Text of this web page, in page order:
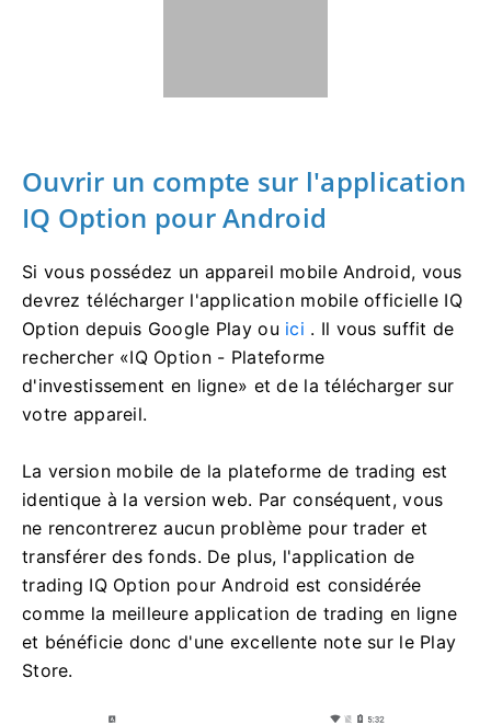
Ouvrir un compte sur l'application
IQ Option pour Android
Si vous possédez un appareil mobile Android, vous
devrez télécharger l'application mobile officielle IQ
Option depuis Google Play ouici . Il vous suffit de
rechercher «IQ Option - Plateforme
votre appareil.
La version mobile de la plateforme de trading est
identique à la version web. Par conséquent, vous
ne rencontrerez aucun problème pour trader et
transférer des fonds. De plus, l'application de
trading IQ Option pour Android est considérée
comme la meilleure application de trading en ligne